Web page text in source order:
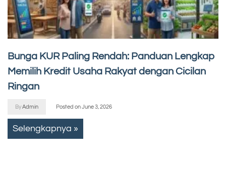
Bunga KUR Paling Rendah: Panduan Lengkap
Memilih Kredit Usaha Rakyat dengan Cicilan
Ringan
ByAdmin Posted onJune 3, 2026
Selengkapnya »